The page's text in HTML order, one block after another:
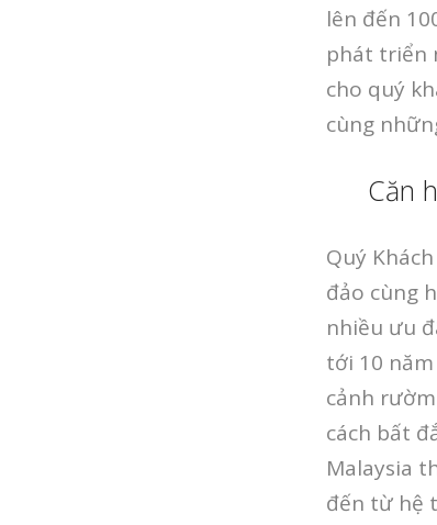
lên đến
phát triển
cho quý
cùng
Căn
Quý
đảo cùng
nhiều ưu
tới 10
cảnh
cách bất
Malaysia
đến từ hệ